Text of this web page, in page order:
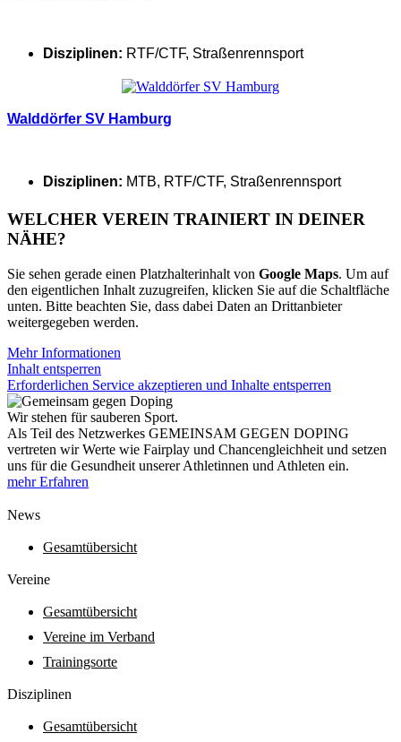
Disziplinen: RTF/CTF, Straßenrennsport
Walddörfer SV Hamburg
Disziplinen: MTB, RTF/CTF, Straßenrennsport
WELCHER VEREIN TRAINIERT IN DEINER
NÄHE?
Sie sehen gerade einen Platzhalterinhalt von Google Maps. Um auf
den eigentlichen Inhalt zuzugreifen, klicken Sie auf die Schaltfläche
unten. Bitte beachten Sie, dass dabei Daten an Drittanbieter
weitergegeben werden.
Mehr Informationen
Inhalt entsperren
Erforderlichen Service akzeptieren und Inhalte entsperren
Wir stehen für sauberen Sport.
Als Teil des Netzwerkes GEMEINSAM GEGEN DOPING
vertreten wir Werte wie Fairplay und Chancengleichheit und setzen
uns für die Gesundheit unserer Athletinnen und Athleten ein.
mehr Erfahren
News
Gesamtübersicht
Vereine
Gesamtübersicht
Vereine im Verband
Trainingsorte
Diszi­pli­nen
Gesamtübersicht